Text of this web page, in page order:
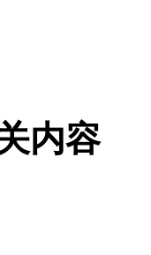
内容